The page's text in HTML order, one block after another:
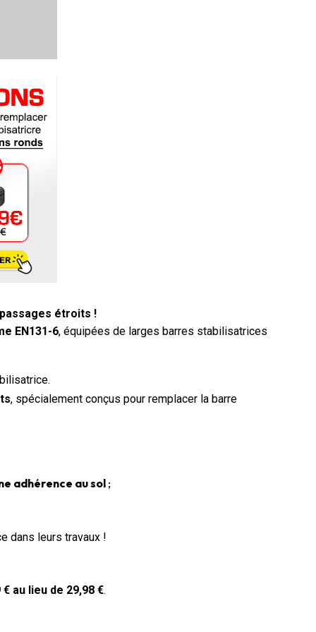
étroits !
EN131-6, équipées de larges barres stabilisatrices
, spécialement conçus pour remplacer la barre
adhérence au sol ;
dans leurs travaux !
€ au lieu de 29,98 €.